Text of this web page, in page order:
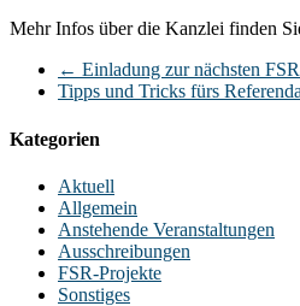
Mehr Infos über die Kanzlei finden
← Einladung zur nächsten
Tipps und Tricks fürs
Kategorien
Aktuell
Allgemein
Anstehende Veranstaltungen
Ausschreibungen
FSR-Projekte
Sonstiges